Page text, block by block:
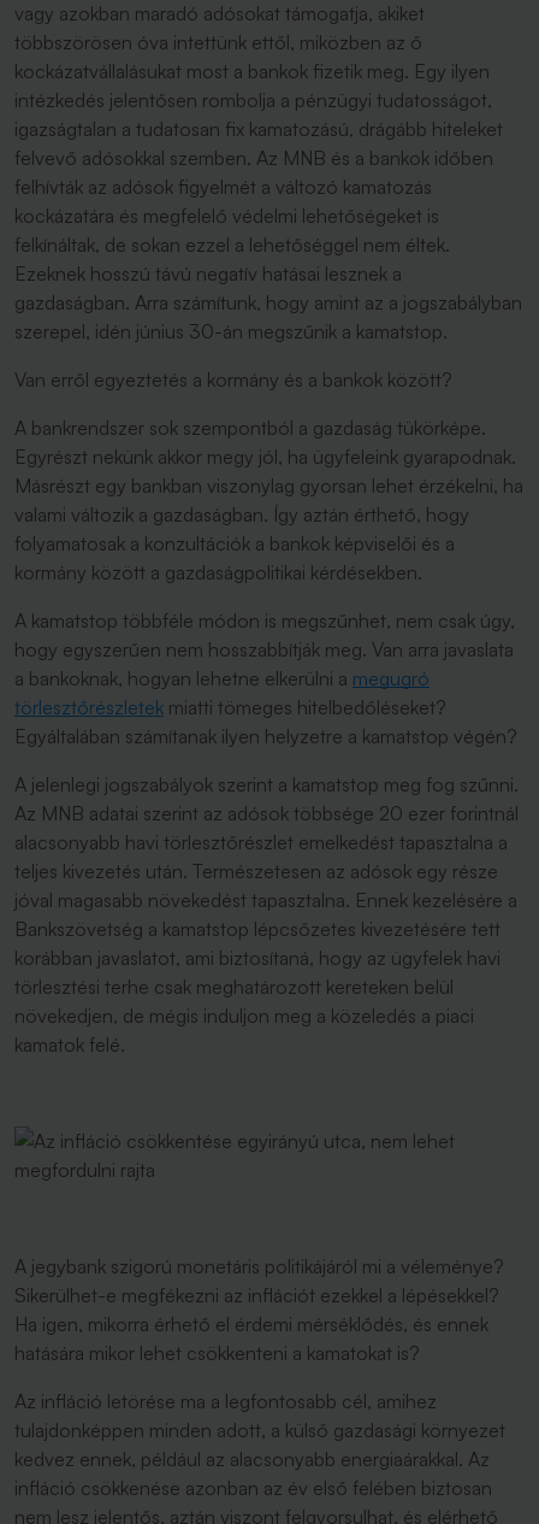
vagy azokban maradó adósokat támogatja, akiket
többszörösen óva intettünk ettől, miközben az ő
kockázatvállalásukat most a bankok fizetik meg. Egy ilyen
intézkedés jelentősen rombolja a pénzügyi tudatosságot,
igazságtalan a tudatosan fix kamatozású, drágább hiteleket
felvevő adósokkal szemben. Az MNB és a bankok időben
felhívták az adósok figyelmét a változó kamatozás
kockázatára és megfelelő védelmi lehetőségeket is
felkínáltak, de sokan ezzel a lehetőséggel nem éltek.
Ezeknek hosszú távú negatív hatásai lesznek a
gazdaságban. Arra számítunk, hogy amint az a jogszabályban
szerepel, idén június 30-án megszűnik a kamatstop.
Van erről egyeztetés a kormány és a bankok között?
A bankrendszer sok szempontból a gazdaság tükörképe.
Egyrészt nekünk akkor megy jól, ha ügyfeleink gyarapodnak.
Másrészt egy bankban viszonylag gyorsan lehet érzékelni, ha
valami változik a gazdaságban. Így aztán érthető, hogy
folyamatosak a konzultációk a bankok képviselői és a
kormány között a gazdaságpolitikai kérdésekben.
A kamatstop többféle módon is megszűnhet, nem csak úgy,
hogy egyszerűen nem hosszabbítják meg. Van arra javaslata
a bankoknak, hogyan lehetne elkerülni a megugró
törlesztőrészletek miatti tömeges hitelbedőléseket?
Egyáltalában számítanak ilyen helyzetre a kamatstop végén?
A jelenlegi jogszabályok szerint a kamatstop meg fog szűnni.
Az MNB adatai szerint az adósok többsége 20 ezer forintnál
alacsonyabb havi törlesztőrészlet emelkedést tapasztalna a
teljes kivezetés után. Természetesen az adósok egy része
jóval magasabb növekedést tapasztalna. Ennek kezelésére a
Bankszövetség a kamatstop lépcsőzetes kivezetésére tett
korábban javaslatot, ami biztosítaná, hogy az ügyfelek havi
törlesztési terhe csak meghatározott kereteken belül
növekedjen, de mégis induljon meg a közeledés a piaci
kamatok felé.
A jegybank szigorú monetáris politikájáról mi a véleménye?
Sikerülhet-e megfékezni az inflációt ezekkel a lépésekkel?
Ha igen, mikorra érhető el érdemi mérséklődés, és ennek
hatására mikor lehet csökkenteni a kamatokat is?
Az infláció letörése ma a legfontosabb cél, amihez
tulajdonképpen minden adott, a külső gazdasági környezet
kedvez ennek, például az alacsonyabb energiaárakkal. Az
infláció csökkenése azonban az év első felében biztosan
nem lesz jelentős, aztán viszont felgyorsulhat, és elérhető